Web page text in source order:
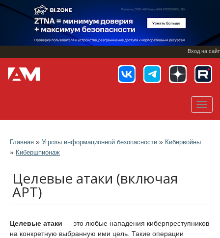
Перейти
основному
Вход на сайт
Главная » Угрозы информационной безопасности » Кибервойны
» Кибершпионаж
Целевые атаки (включая
APT)
Целевые атаки — это любые нападения киберпреступников
на конкретную выбранную ими цель. Такие операции